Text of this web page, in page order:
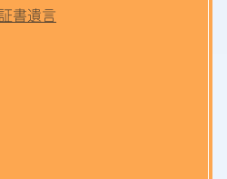
書遺言